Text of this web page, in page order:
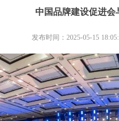
中国品牌建设促进
发布时间：2025-05-15